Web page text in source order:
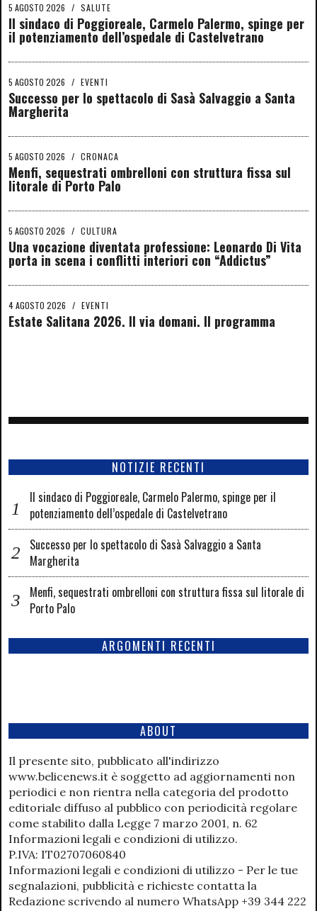
5 AGOSTO 2026 / SALUTE
Il sindaco di Poggioreale, Carmelo Palermo, spinge per
il potenziamento dell’ospedale di Castelvetrano
5 AGOSTO 2026 / EVENTI
Successo per lo spettacolo di Sasà Salvaggio a Santa
Margherita
5 AGOSTO 2026 / CRONACA
Menfi, sequestrati ombrelloni con struttura fissa sul
litorale di Porto Palo
5 AGOSTO 2026 / CULTURA
Una vocazione diventata professione: Leonardo Di Vita
porta in scena i conflitti interiori con “Addictus”
4 AGOSTO 2026 / EVENTI
Estate Salitana 2026. Il via domani. Il programma
NOTIZIE RECENTI
Il sindaco di Poggioreale, Carmelo Palermo, spinge per il
potenziamento dell’ospedale di Castelvetrano
Successo per lo spettacolo di Sasà Salvaggio a Santa
Margherita
Menfi, sequestrati ombrelloni con struttura fissa sul litorale di
Porto Palo
ARGOMENTI RECENTI
ABOUT
Il presente sito, pubblicato all'indirizzo
www.belicenews.it è soggetto ad aggiornamenti non
periodici e non rientra nella categoria del prodotto
editoriale diffuso al pubblico con periodicità regolare
come stabilito dalla Legge 7 marzo 2001, n. 62
Informazioni legali e condizioni di utilizzo.
P.IVA: IT02707060840
Informazioni legali e condizioni di utilizzo - Per le tue
segnalazioni, pubblicità e richieste contatta la
Redazione scrivendo al numero WhatsApp +39 344 222